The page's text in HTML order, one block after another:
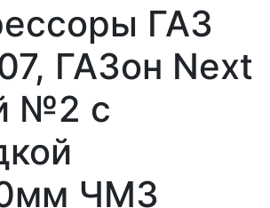
ГАЗ
ГАЗон Next
№2 с
ЧМЗ